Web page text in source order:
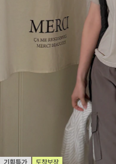
베스트
세트할인 ~30%